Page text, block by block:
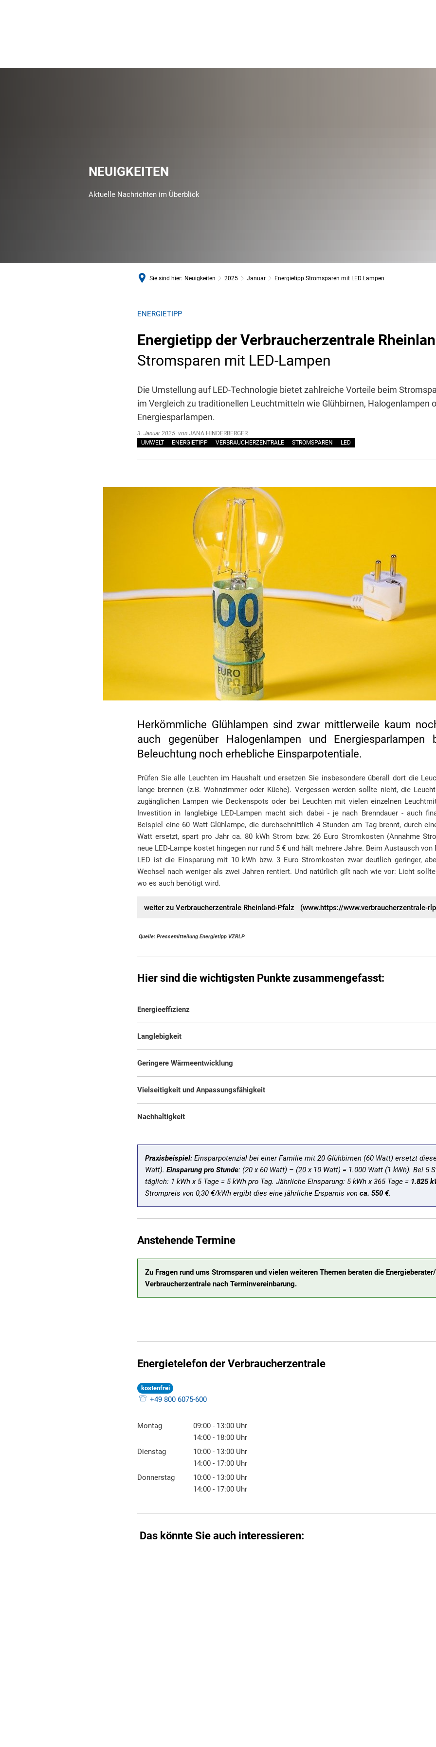
NEUIGKEITEN
Aktuelle Nachrichten im Überblick
Sie sind hier: Neuigkeiten 2025 Januar Energietipp Stromsparen mit LED Lampen
ENERGIETIPP
Energietipp der Verbraucherzentrale
Stromsparen mit LED-Lampen
Die Umstellung auf LED-Technologie bietet zahlreiche Vorteile beim
im Vergleich zu traditionellen Leuchtmitteln wie Glühbirnen, Halogenlampen
Energiesparlampen.
3. Januar 2025 von JANA HINDERBERGER
UMWELT
ENERGIETIPP VERBRAUCHERZENTRALE STROMSPAREN LED
Herkömmliche Glühlampen sind zwar mittlerweile kaum
auch gegenüber Halogenlampen und Energiesparlampen
Beleuchtung noch erhebliche Einsparpotentiale.
Prüfen Sie alle Leuchten im Haushalt und ersetzen Sie insbesondere überall dort die
lange brennen (z.B. Wohnzimmer oder Küche). Vergessen werden sollte nicht, die
zugänglichen Lampen wie Deckenspots oder bei Leuchten mit vielen einzelnen
Investition in langlebige LED-Lampen macht sich dabei - je nach Brenndauer - auch
Beispiel eine 60 Watt Glühlampe, die durchschnittlich 4 Stunden am Tag brennt, durch
Watt ersetzt, spart pro Jahr ca. 80 kWh Strom bzw. 26 Euro Stromkosten (Annahme
neue LED-Lampe kostet hingegen nur rund 5 € und hält mehrere Jahre. Beim Austausch
LED ist die Einsparung mit 10 kWh bzw. 3 Euro Stromkosten zwar deutlich geringer,
Wechsel nach weniger als zwei Jahren rentiert. Und natürlich gilt nach wie vor: Licht
wo es auch benötigt wird.
weiter zu Verbraucherzentrale Rheinland-Pfalz (www.https://www.verbraucherzentrale-
Quelle: Pressemitteilung Energietipp VZRLP
Hier sind die wichtigsten Punkte zusammengefasst:
Energieeffizienz
Langlebigkeit
Geringere Wärmeentwicklung
Vielseitigkeit und Anpassungsfähigkeit
Nachhaltigkeit
Praxisbeispiel: Einsparpotenzial bei einer Familie mit 20 Glühbirnen (60 Watt) ersetzt
Watt). Einsparung pro Stunde: (20 x 60 Watt) – (20 x 10 Watt) = 1.000 Watt (1 kWh). Bei 5
täglich: 1 kWh x 5 Tage = 5 kWh pro Tag. Jährliche Einsparung: 5 kWh x 365 Tage = 1.825
Strompreis von 0,30 €/kWh ergibt dies eine jährliche Ersparnis von ca. 550 €.
Anstehende Termine
Zu Fragen rund ums Stromsparen und vielen weiteren Themen beraten die
Verbraucherzentrale nach Terminvereinbarung.
Energietelefon der Verbraucherzentrale
kostenfrei
+49 800 6075-600
Montag 09:00 - 13:00 Uhr
Von 09:00 bis 13:00 Uhr
14:00 - 18:00 Uhr
Von 14:00 bis 18:00 Uhr
Dienstag 10:00 - 13:00 Uhr
Von 10:00 bis 13:00 Uhr
14:00 - 17:00 Uhr
Von 14:00 bis 17:00 Uhr
Donnerstag 10:00 - 13:00 Uhr
Von 10:00 bis 13:00 Uhr
14:00 - 17:00 Uhr
Das könnte Sie auch interessieren: